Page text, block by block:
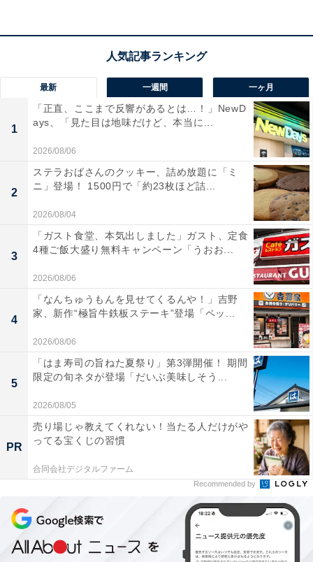
ーとカップが新登場 お気に入りのタンブラーやカップ
を見つけて、夏をもっと楽しく過ごす準備をしません
か？」と、おしゃれなタンブラーとカップを紹介してい
た同アカウント。魅力的なグッズがたくさんあります。
気になる人は、チェックしてみてくださいね。
＼ ミニチュアコレクション第3弾 登場 ／
根菜チキン サラダラップ
の3つの人気メニューが、手のひらサイズのミニチ
ュアに…💓
で集まった
400 Starsで交換いただけます⭐
スターバックス®… pic.twitter.com/gv36JrPpPB
— スターバックス コーヒー (@Starbucks_J)
June 30, 2026
スターバックスはなぜ値下げもCMもしないのにずっと強
最新 一週間 一ヶ月
1
「正直、ここまで反響があるとは…！」NewD
ays、「見た目は地味だけど、本当に...
2026/08/06
2
ステラおばさんのクッキー、詰め放題に「ミ
ニ」登場！ 1500円で「約23枚ほど詰...
2026/08/04
3
「ガスト食堂、本気出しました」ガスト、定食
4種ご飯大盛り無料キャンペーン「うおお...
2026/08/06
4
「なんちゅうもんを見せてくるんや！」吉野
家、新作“極旨牛鉄板ステーキ”登場「ペッ...
2026/08/06
5
「はま寿司の旨ねた夏祭り」第3弾開催！ 期間
限定の旬ネタが登場「だいぶ美味しそう...
2026/08/05
PR
売り場じゃ教えてくれない！当たる人だけがや
ってる宝くじの習慣
合同会社デジタルファーム
Recommended by